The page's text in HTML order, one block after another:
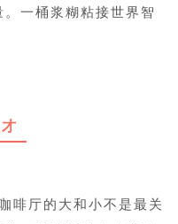
一桶浆糊粘接世界智
啡厅的大和小不是最关